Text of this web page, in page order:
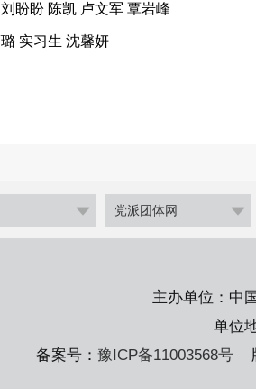
盼 陈凯 卢文军 覃岩峰
实习生 沈馨妍
党派团体网
主办单位：中
单位
备案号： 豫ICP备11003568号